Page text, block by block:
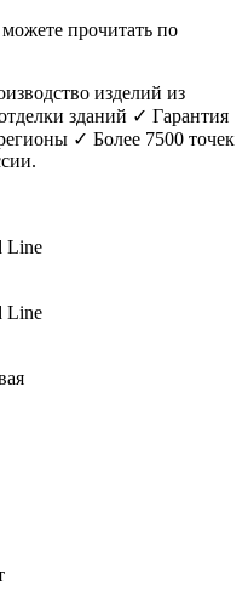
прочитать по
изделий из
зданий ✓ Гарантия
✓ Более 7500 точек
Line
Line